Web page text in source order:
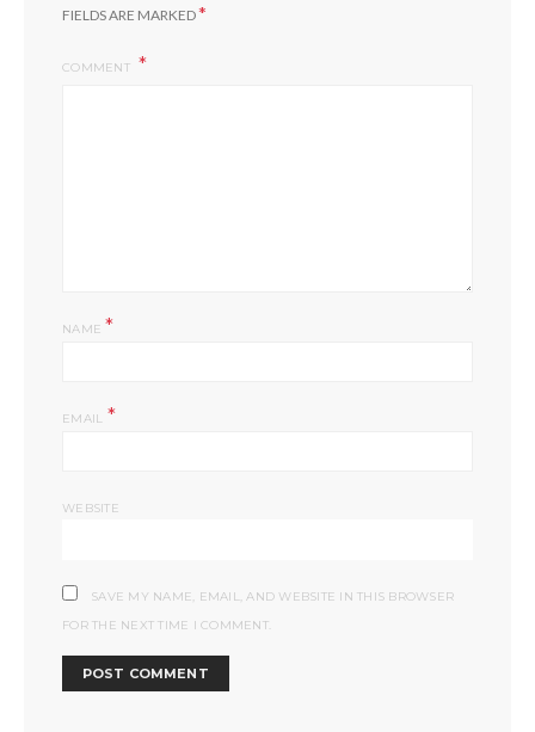
FIELDS ARE MARKED*
COMMENT
NAME *
EMAIL *
WEBSITE
SAVE MY NAME, EMAIL, AND WEBSITE IN THIS BROWSER
FOR THE NEXT TIME I COMMENT.